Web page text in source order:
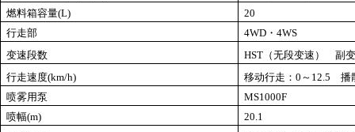
燃料箱容量(L)
20
行走部
4WD ・4WS
变速段数
HST （无段变速） 副
行走速度(km/h) 移动行走：0 ～ 12.5 播
喷雾用泵
MS1000F
喷幅(m)
20.1